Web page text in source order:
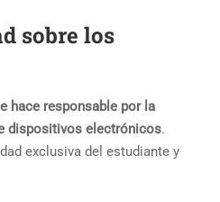
sobre los
hace responsable por la
dispositivos electrónicos.
exclusiva del estudiante y